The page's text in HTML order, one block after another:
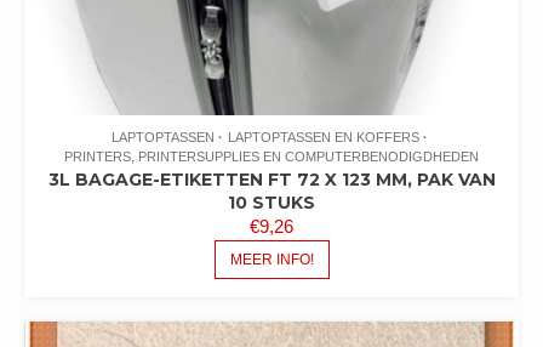
LAPTOPTASSEN
LAPTOPTASSEN EN KOFFERS
PRINTERS, PRINTERSUPPLIES EN COMPUTERBENODIGDHEDEN
3L BAGAGE-ETIKETTEN FT 72 X 123 MM, PAK VAN
10 STUKS
€9,26
MEER INFO!